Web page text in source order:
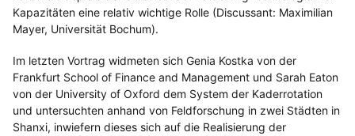
Kapazitäten eine relativ wichtige Rolle (Discussant: Maximilian
Mayer, Universität Bochum).
Im letzten Vortrag widmeten sich Genia Kostka von der
Frankfurt School of Finance and Management und Sarah Eaton
von der University of Oxford dem System der Kaderrotation
und untersuchten anhand von Feldforschung in zwei Städten in
Shanxi, inwiefern dieses sich auf die Realisierung der